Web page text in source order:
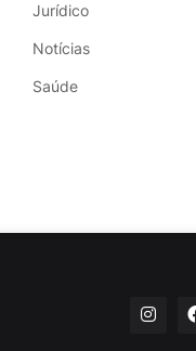
Jurídico
Notícias
Saúde